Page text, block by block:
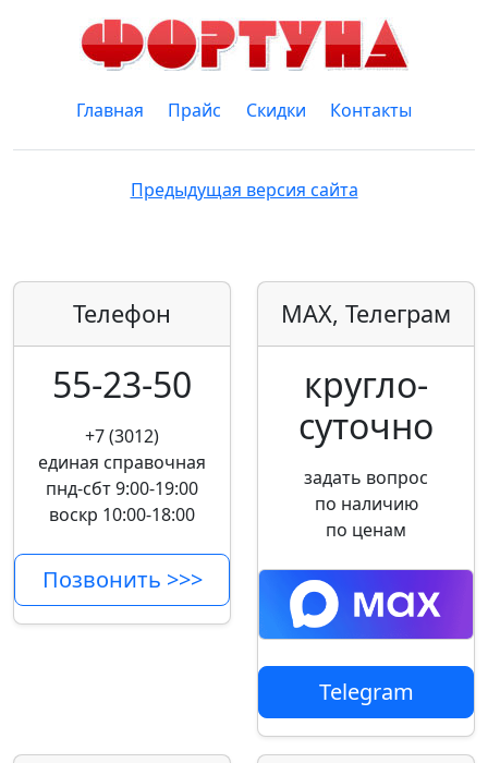
Главная Прайс Скидки Контакты
Предыдущая версия сайта
Телефон
55-23-50
+7 (3012)
единая справочная
пнд-сбт 9:00-19:00
воскр 10:00-18:00
Позвонить >>>
MAX, Телеграм
кругло­
суточно
задать вопрос
по наличию
по ценам
Telegram